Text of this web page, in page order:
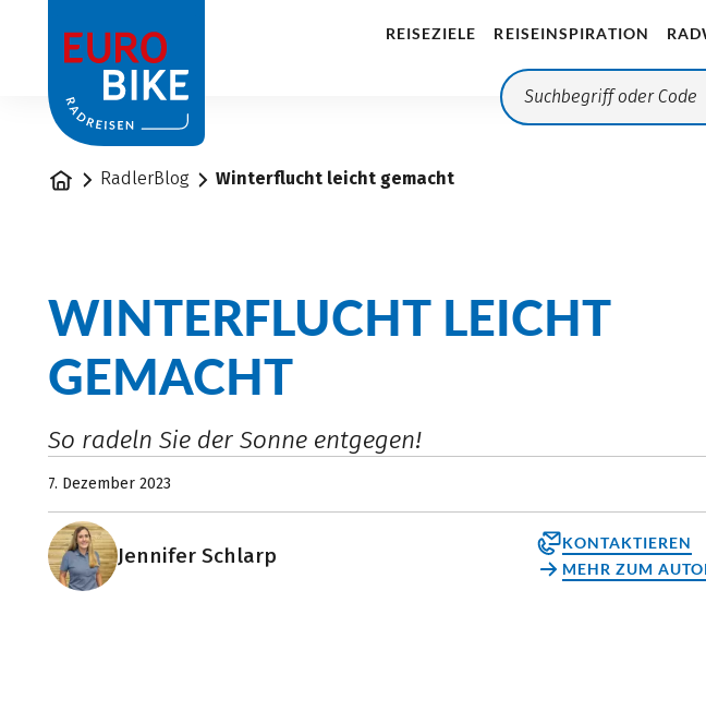
REISEZIELE REISEINSPIRATION
StartseiteRadlerBlog Winterflucht leicht gemacht
WINTERFLUCHT LEICHT
GEMACHT
So radeln Sie der Sonne entgegen!
7. Dezember 2023
Jennifer Schlarp
KONTAKTIEREN
MEHR ZUM